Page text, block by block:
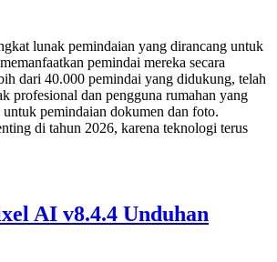
lunak pemindaian yang dirancang untuk
pemindai mereka secara
dari 40.000 pemindai yang didukung, telah
profesional dan pengguna rumahan yang
pemindaian dokumen dan foto.
di tahun 2026, karena teknologi terus
AI v8.4.4 Unduhan